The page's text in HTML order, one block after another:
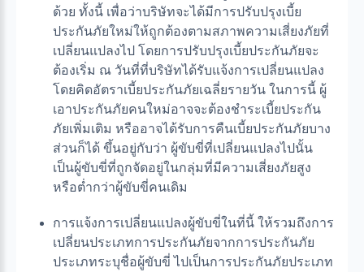
ด้วย ทั้งนี้ เพื่อว่าบริษัทจะได้มีการปรับปรุงเบี้ย
ประกันภัยใหม่ให้ถูกต้องตามสภาพความเสี่ยงภัยที่
เปลี่ยนแปลงไป โดยการปรับปรุงเบี้ยประกันภัยจะ
ต้องเริ่ม ณ วันที่ที่บริษัทได้รับแจ้งการเปลี่ยนแปลง
โดยคิดอัตราเบี้ยประกันภัยเฉลี่ยรายวัน ในการนี้ ผู้
เอาประกันภัยคนใหม่อาจจะต้องชำระเบี้ยประกัน
ภัยเพิ่มเติม หรืออาจได้รับการคืนเบี้ยประกันภัยบาง
ส่วนก็ได้ ขึ้นอยู่กับว่า ผู้ขับขี่ที่เปลี่ยนแปลงไปนั้น
เป็นผู้ขับขี่ที่ถูกจัดอยู่ในกลุ่มที่มีความเสี่ยงภัยสูง
หรือต่ำกว่าผู้ขับขี่คนเดิม
การแจ้งการเปลี่ยนแปลงผู้ขับขี่ในที่นี้ ให้รวมถึงการ
เปลี่ยนประเภทการประกันภัยจากการประกันภัย
ประเภทระบุชื่อผู้ขับขี่ ไปเป็นการประกันภัยประเภท